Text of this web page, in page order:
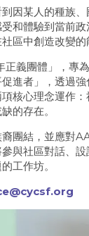
因某人的種族
和體驗到當前
區中創造改變的
正義團體」，專
進者」，透過
核心理念運作
的存在。
團結，並應對
與社區對話、
工作坊。